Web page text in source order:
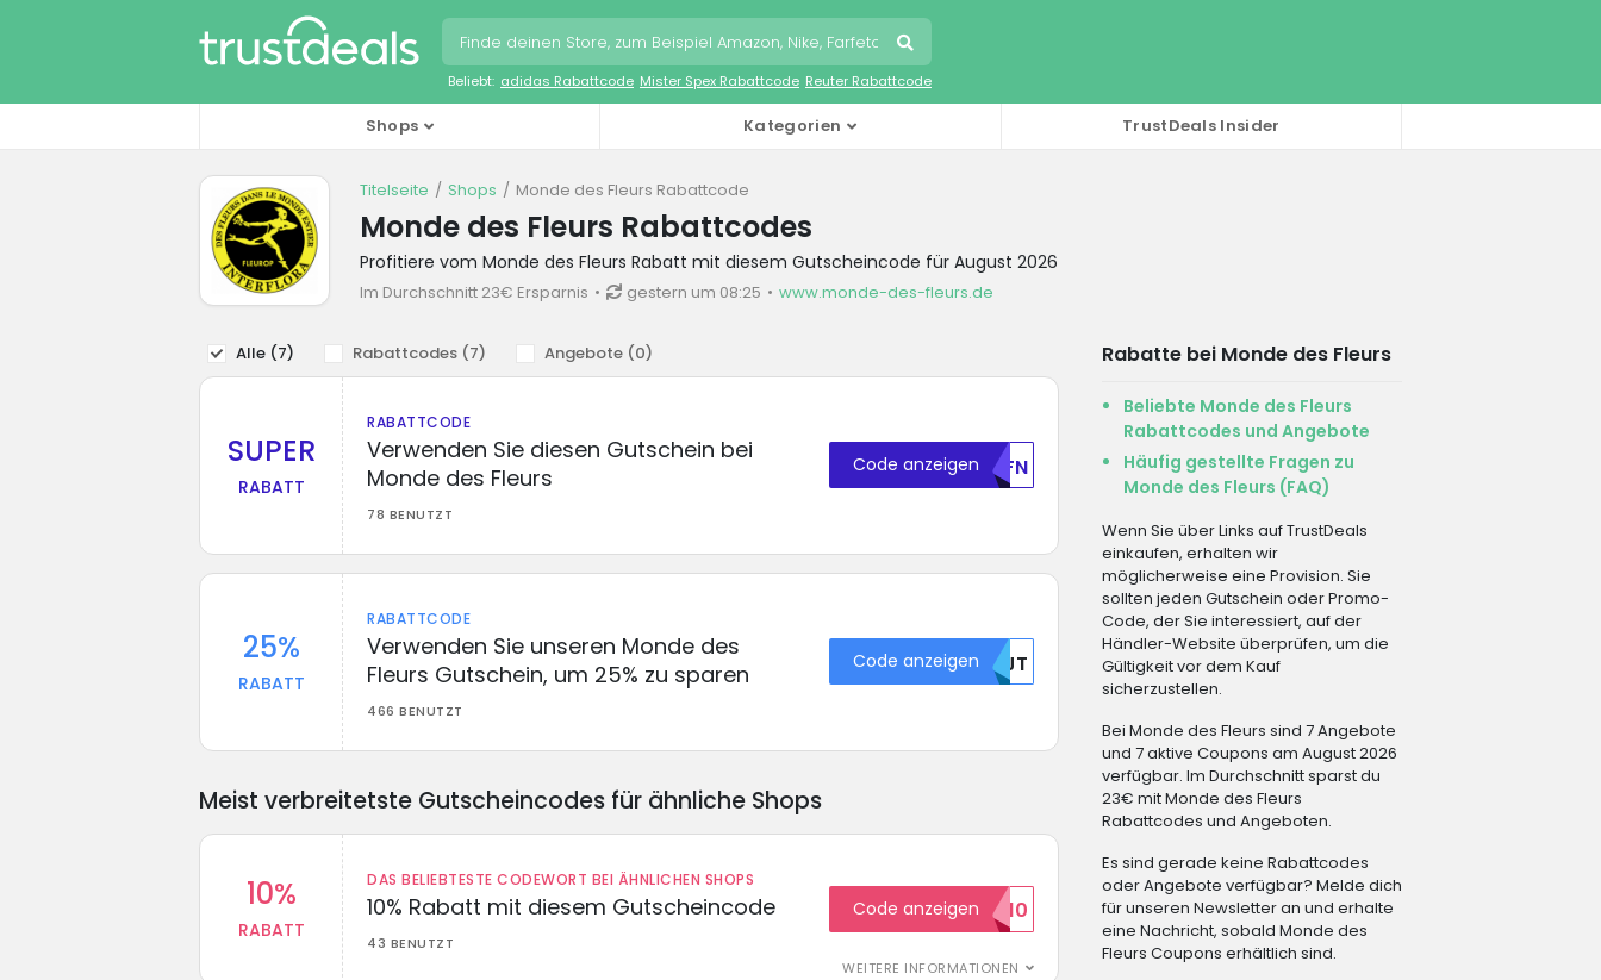
Beliebt: adidas Rabattcode Mister Spex Rabattcode Reuter Rabattcode
Shops Kategorien TrustDeals Insider
Titelseite Shops Monde des Fleurs Rabattcode
Monde des Fleurs Rabattcodes
Profitiere vom Monde des Fleurs Rabatt mit diesem Gutscheincode für August 2026
Im Durchschnitt 23€ Ersparnis gestern um 08:25 www.monde-des-fleurs.de
Alle (7) Rabattcodes (7) Angebote (0)
SUPER
RABATT
RABATTCODE
Verwenden Sie diesen Gutschein bei
Monde des Fleurs
78 BENUTZT
Code anzeigen U0FN
25%
RABATT
RABATTCODE
Verwenden Sie unseren Monde des
Fleurs Gutschein, um 25% zu sparen
466 BENUTZT
Code anzeigen NTJT
Meist verbreitetste Gutscheincodes für ähnliche Shops
10%
RABATT
DAS BELIEBTESTE CODEWORT BEI ÄHNLICHEN SHOPS
10% Rabatt mit diesem Gutscheincode
43 BENUTZT
WEITERE INFORMATIONEN
Code anzeigenEXTRA10
Rabatte bei Monde des Fleurs
Beliebte Monde des Fleurs
Rabattcodes und Angebote
Häufig gestellte Fragen zu
Monde des Fleurs (FAQ)
Wenn Sie über Links auf TrustDeals
einkaufen, erhalten wir
möglicherweise eine Provision. Sie
sollten jeden Gutschein oder Promo-
Code, der Sie interessiert, auf der
Händler-Website überprüfen, um die
Gültigkeit vor dem Kauf
sicherzustellen.
Bei Monde des Fleurs sind 7 Angebote
und 7 aktive Coupons am August 2026
verfügbar. Im Durchschnitt sparst du
23€ mit Monde des Fleurs
Rabattcodes und Angeboten.
Es sind gerade keine Rabattcodes
oder Angebote verfügbar? Melde dich
für unseren Newsletter an und erhalte
eine Nachricht, sobald Monde des
Fleurs Coupons erhältlich sind.